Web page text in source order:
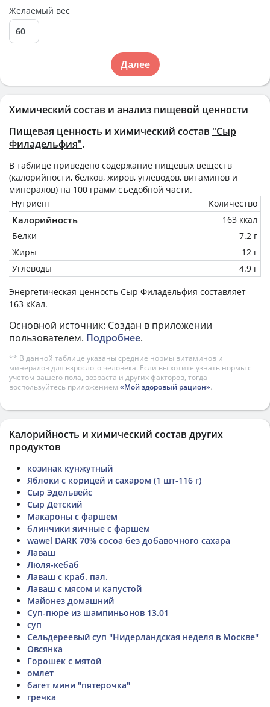
Химический состав и анализ пищевой ценности
Пищевая ценность и химический состав "Сыр
Филадельфия".
В таблице приведено содержание пищевых веществ
(калорийности, белков, жиров, углеводов, витаминов и
минералов) на 100 грамм съедобной части.
Нутриент
Количество
Калорийность
163 ккал
Белки
7.2 г
Жиры
12 г
Углеводы
4.9 г
Энергетическая ценность Сыр Филадельфия составляет
163 кКал.
Основной источник: Создан в приложении
пользователем. Подробнее.
** В данной таблице указаны средние нормы витаминов и
минералов для взрослого человека. Если вы хотите узнать нормы с
учетом вашего пола, возраста и других факторов, тогда
воспользуйтесь приложением «Мой здоровый рацион».
Желаемый вес
Далее
Калорийность и химический состав других
продуктов
козинак кунжутный
Яблоки с корицей и сахаром (1 шт-116 г)
Сыр Эдельвейс
Сыр Детский
Макароны с фаршем
блинчики яичные с фаршем
wawel DARK 70% cocoa без добавочного сахара
Лаваш
Люля-кебаб
Лаваш с краб. пал.
Лаваш с мясом и капустой
Майонез домашний
Суп-пюре из шампиньонов 13.01
суп
Сельдереевый суп "Нидерландская неделя в Москве"
Овсянка
Горошек с мятой
омлет
багет мини "пятерочка"
гречка